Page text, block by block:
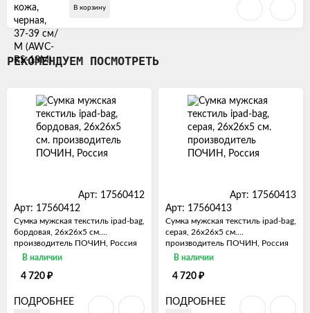
В корзину
РЕКОМЕНДУЕМ ПОСМОТРЕТЬ
Арт: 17560412
Арт: 17560412
Сумка мужская текстиль ipad-bag,
бордовая, 26х26х5 см.
производитель ПОЧИН, Россия
В наличии
4 720 ₽
ПОДРОБНЕЕ
Арт: 17560413
Арт: 17560413
Сумка мужская текстиль ipad-bag,
серая, 26х26х5 см.
производитель ПОЧИН, Россия
В наличии
4 720 ₽
ПОДРОБНЕЕ